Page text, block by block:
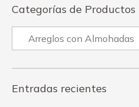
Categorías de Productos
Entradas recientes